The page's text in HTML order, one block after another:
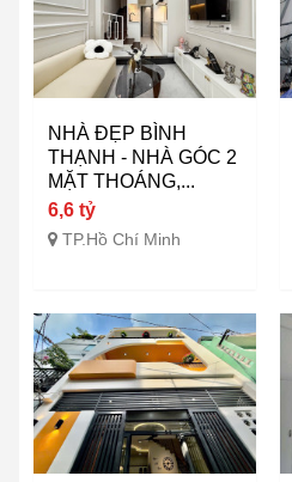
NHÀ ĐẸP BÌNH
THẠNH - NHÀ GÓC 2
MẶT THOÁNG,...
6,6 tỷ
TP.Hồ Chí Minh